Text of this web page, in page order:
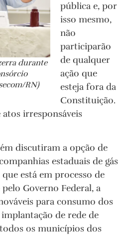
durante
RN)
pública e, por
isso mesmo,
não
participarão
de qualquer
ação que
esteja fora da
Constituição.
irresponsáveis
discutiram a opção de
estaduais de gás
está em processo de
Governo Federal, a
para consumo dos
de rede de
os municípios dos